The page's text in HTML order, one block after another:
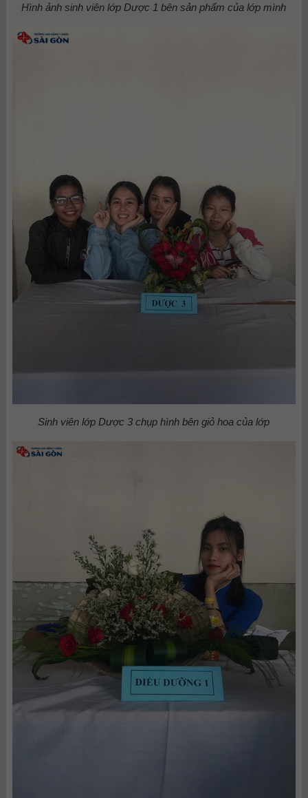
Hình ảnh sinh viên lớp Dược 1 bên sản phẩm của lớp mình
Sinh viên lớp Dược 3 chụp hình bên giỏ hoa của lớp